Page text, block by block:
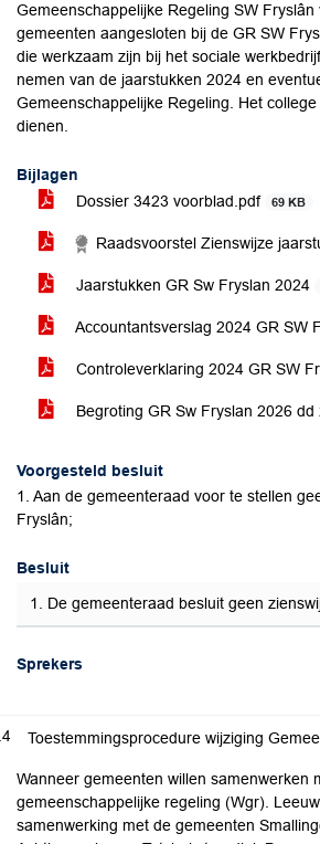
Gemeenschappelijke Regeling SW
gemeenten aangesloten bij de GR SW
die werkzaam zijn bij het sociale
nemen van de jaarstukken 2024 en
Gemeenschappelijke Regeling. Het
dienen.
Bijlagen
Dossier 3423 voorblad.pdf
69 KB
Raadsvoorstel Zienswijze
Jaarstukken GR Sw Fryslan 2024
Accountantsverslag 2024 GR SW
Controleverklaring 2024 GR SW
Begroting GR Sw Fryslan 2026 dd
Voorgesteld besluit
1. Aan de gemeenteraad voor te stellen
Fryslân;
Besluit
1. De gemeenteraad besluit geen
Sprekers
Toestemmingsprocedure wijziging
Wanneer gemeenten willen samenwerken
gemeenschappelijke regeling (Wgr).
samenwerking met de gemeenten